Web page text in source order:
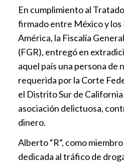
En cumplimiento al
firmado entre México y los
América, la Fiscalía
(FGR), entregó en
aquel país una persona de
requerida por la Corte
el Distrito Sur de
asociación delictuosa,
dinero.
Alberto “R”, como
dedicada al tráfico de